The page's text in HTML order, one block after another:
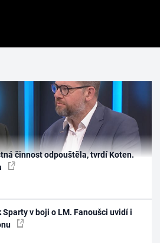
činnost odpouštěla, tvrdí Koten.
v boji o LM. Fanoušci uvidí i